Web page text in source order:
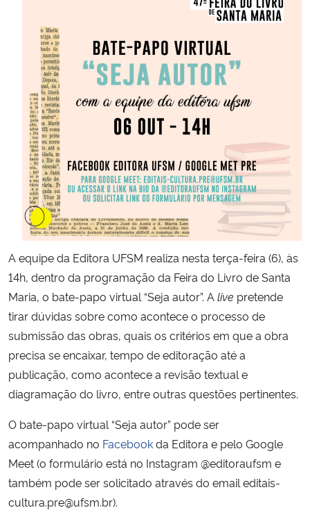
Ministério da Ciência, Tecnologia, Inovações e Comunicações
Ministério do Meio Ambiente
Ministério do Turismo
Ministério do Desenvolvimento Regional
Controladoria-Geral da União
Ministério da Mulher, da Família e dos Direitos Humanos
Secretaria-Geral
Secretaria de Governo
Gabinete de Segurança Institucional
Advocacia-Geral da União
Banco Central do Brasil
A equipe da Editora UFSM realiza nesta terça-feira (6), às
14h, dentro da programação da Feira do Livro de Santa
Maria, o bate-papo virtual “Seja autor”. A live pretende
tirar dúvidas sobre como acontece o processo de
submissão das obras, quais os critérios em que a obra
precisa se encaixar, tempo de editoração até a
publicação, como acontece a revisão textual e
diagramação do livro, entre outras questões pertinentes.
O bate-papo virtual “Seja autor” pode ser
acompanhado no Facebookda Editora e pelo Google
Meet (o formulário está no Instagram @editoraufsm e
também pode ser solicitado através do email editais-
cultura.pre@ufsm.br).